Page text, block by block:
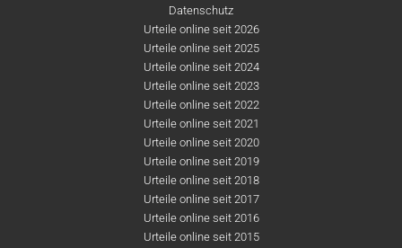
Datenschutz
Urteile online seit 2026
Urteile online seit 2025
Urteile online seit 2024
Urteile online seit 2023
Urteile online seit 2022
Urteile online seit 2021
Urteile online seit 2020
Urteile online seit 2019
Urteile online seit 2018
Urteile online seit 2017
Urteile online seit 2016
Urteile online seit 2015